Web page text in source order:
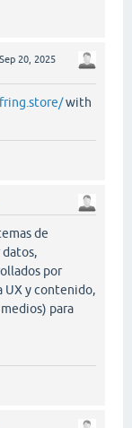
Sep 20, 2025
with
de
por
UX y contenido,
para